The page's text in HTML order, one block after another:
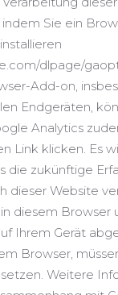
Sie ein
dlpage/
Add-on,
Endgeräten,
Analytics
Link klicken. Es
die zukünftige
dieser Website
diesem Browser
Ihrem Gerät
Browser,
Weitere